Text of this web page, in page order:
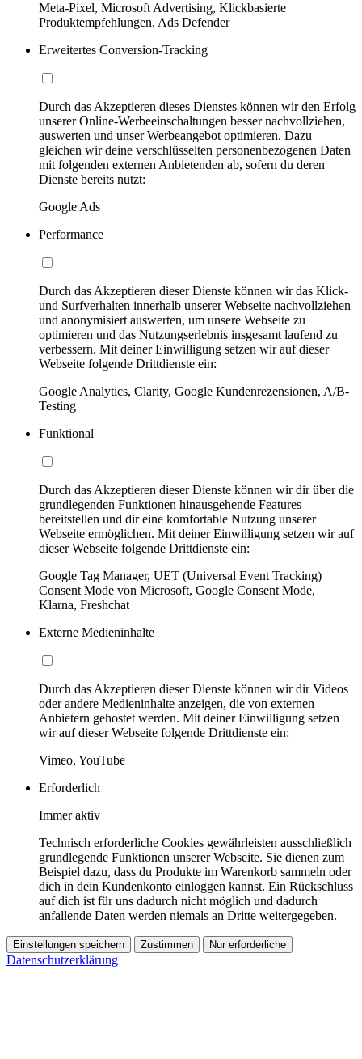
Meta-Pixel, Microsoft Advertising, Klickbasierte
Produktempfehlungen, Ads Defender
Erweitertes Conversion-Tracking
Durch das Akzeptieren dieses Dienstes können wir den Erfolg
unserer Online-Werbeeinschaltungen besser nachvollziehen,
auswerten und unser Werbeangebot optimieren. Dazu
gleichen wir deine verschlüsselten personenbezogenen Daten
mit folgenden externen Anbietenden ab, sofern du deren
Dienste bereits nutzt:
Google Ads
Performance
Durch das Akzeptieren dieser Dienste können wir das Klick-
und Surfverhalten innerhalb unserer Webseite nachvollziehen
und anonymisiert auswerten, um unsere Webseite zu
optimieren und das Nutzungserlebnis insgesamt laufend zu
verbessern. Mit deiner Einwilligung setzen wir auf dieser
Webseite folgende Drittdienste ein:
Google Analytics, Clarity, Google Kundenrezensionen, A/B-
Testing
Funktional
Durch das Akzeptieren dieser Dienste können wir dir über die
grundlegenden Funktionen hinausgehende Features
bereitstellen und dir eine komfortable Nutzung unserer
Webseite ermöglichen. Mit deiner Einwilligung setzen wir auf
dieser Webseite folgende Drittdienste ein:
Google Tag Manager, UET (Universal Event Tracking)
Consent Mode von Microsoft, Google Consent Mode,
Klarna, Freshchat
Externe Medieninhalte
Durch das Akzeptieren dieser Dienste können wir dir Videos
oder andere Medieninhalte anzeigen, die von externen
Anbietern gehostet werden. Mit deiner Einwilligung setzen
wir auf dieser Webseite folgende Drittdienste ein:
Vimeo, YouTube
Erforderlich
Immer aktiv
Technisch erforderliche Cookies gewährleisten ausschließlich
grundlegende Funktionen unserer Webseite. Sie dienen zum
Beispiel dazu, dass du Produkte im Warenkorb sammeln oder
dich in dein Kundenkonto einloggen kannst. Ein Rückschluss
auf dich ist für uns dadurch nicht möglich und dadurch
anfallende Daten werden niemals an Dritte weitergegeben.
Einstellungen speichern Zustimmen Nur erforderliche
Datenschutzerklärung